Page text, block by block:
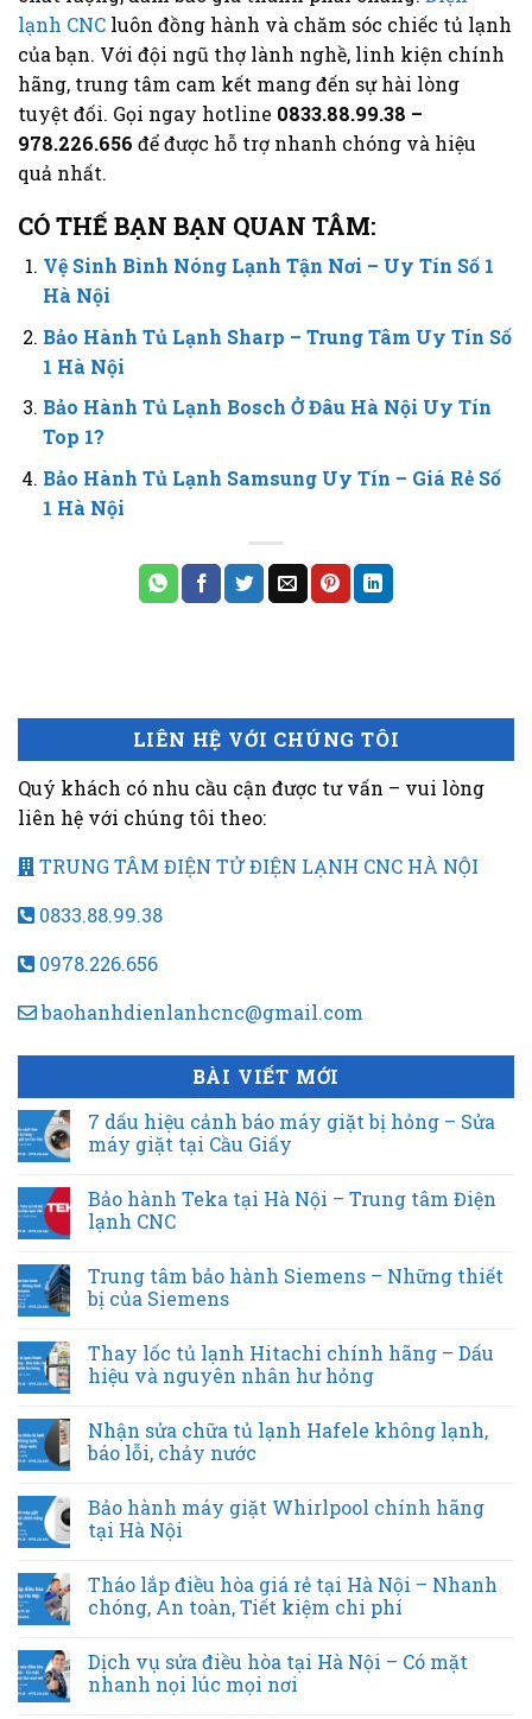
lạnh CNC luôn đồng hành và chăm sóc chiếc tủ lạnh
của bạn. Với đội ngũ thợ lành nghề, linh kiện chính
hãng, trung tâm cam kết mang đến sự hài lòng
tuyệt đối. Gọi ngay hotline 0833.88.99.38 –
978.226.656 để được hỗ trợ nhanh chóng và hiệu
quả nhất.
CÓ THẾ BẠN BẠN QUAN TÂM:
Vệ Sinh Bình Nóng Lạnh Tận Nơi – Uy Tín Số 1
Hà Nội
Bảo Hành Tủ Lạnh Sharp – Trung Tâm Uy Tín Số
1 Hà Nội
Bảo Hành Tủ Lạnh Bosch Ở Đâu Hà Nội Uy Tín
Top 1?
Bảo Hành Tủ Lạnh Samsung Uy Tín – Giá Rẻ Số
1 Hà Nội
LIÊN HỆ VỚI CHÚNG TÔI
Quý khách có nhu cầu cận được tư vấn – vui lòng
liên hệ với chúng tôi theo:
TRUNG TÂM ĐIỆN TỬ ĐIỆN LẠNH CNC HÀ NỘI
0833.88.99.38
0978.226.656
baohanhdienlanhcnc@gmail.com
BÀI VIẾT MỚI
7 dấu hiệu cảnh báo máy giặt bị hỏng – Sửa
máy giặt tại Cầu Giấy
Bảo hành Teka tại Hà Nội – Trung tâm Điện
lạnh CNC
Trung tâm bảo hành Siemens – Những thiết
bị của Siemens
Thay lốc tủ lạnh Hitachi chính hãng – Dấu
hiệu và nguyên nhân hư hỏng
Nhận sửa chữa tủ lạnh Hafele không lạnh,
báo lỗi, chảy nước
Bảo hành máy giặt Whirlpool chính hãng
tại Hà Nội
Tháo lắp điều hòa giá rẻ tại Hà Nội – Nhanh
chóng, An toàn, Tiết kiệm chi phí
Dịch vụ sửa điều hòa tại Hà Nội – Có mặt
nhanh nọi lúc mọi nơi